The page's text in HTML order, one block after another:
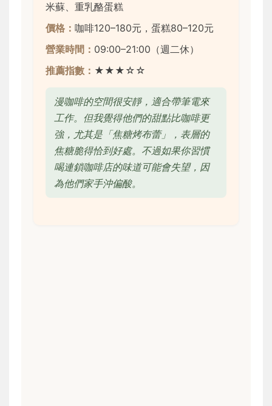
米蘇、重乳酪蛋糕
價格： 咖啡120–180元，蛋糕80–120元
營業時間： 09:00–21:00（週二休）
推薦指數： ★★★☆☆
漫咖啡的空間很安靜，適合帶筆電來
工作。但我覺得他們的甜點比咖啡更
強，尤其是「焦糖烤布蕾」，表層的
焦糖脆得恰到好處。不過如果你習慣
喝連鎖咖啡店的味道可能會失望，因
為他們家手沖偏酸。